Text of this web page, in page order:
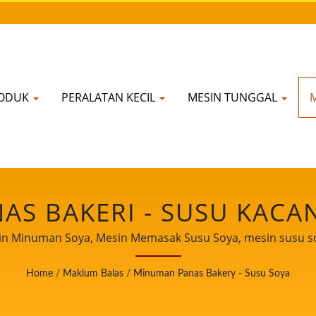
PERALATAN KECIL MESIN TUNGGAL
BAKERI - SUSU
KACANG
DI TAIWAN | YUNG
MACHINE CO., LTD.
Soya, Mesin Memasak Susu Soya, mesin susu
mesin pembuatan susu soya, mesin pemprosesan
Ltd., adalah peneraju Mesin Susu Kedelai dan Tahu.
Home / Maklum Balas / Minuman Panas Bakery - Susu Soya